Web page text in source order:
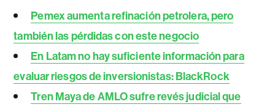
Pemex aumenta refinación petrolera, pero
también las pérdidas con este negocio
En Latam no hay suficiente información para
evaluar riesgos de inversionistas: BlackRock
Tren Maya de AMLO sufre revés judicial que